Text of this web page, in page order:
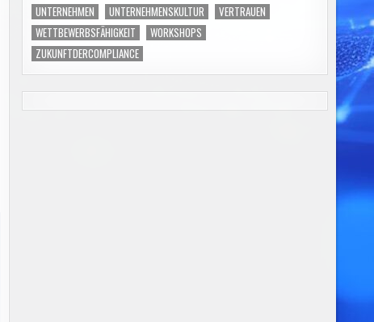
UNTERNEHMEN
UNTERNEHMENSKULTUR
VERTRAUEN
WETTBEWERBSFÄHIGKEIT
WORKSHOPS
ZUKUNFTDERCOMPLIANCE